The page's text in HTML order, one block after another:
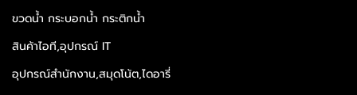
ขวดน้ำ กระบอกน้ำ กระติกน้ำ
สินค้าไอที,อุปกรณ์ IT
อุปกรณ์สำนักงาน,สมุดโน้ต,ไดอารี่